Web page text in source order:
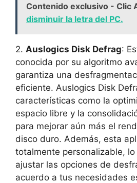
Contenido exclusivo - Clic
disminuir la letra del PC.
2. ‍ Auslogics Disk Defrag:
⁤conocida por ⁤su algoritmo​
garantiza una
eficiente.‌ Auslogics Disk‍
‍características como⁣ la
espacio ‍libre‍ y la
para mejorar aún más el
disco duro.⁣ Además, esta
totalmente personalizable,‍
ajustar ​las⁤ opciones ⁣de
‍acuerdo a‌ tus necesidades